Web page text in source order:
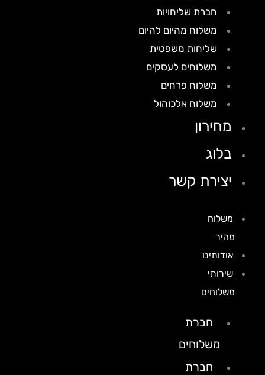
חברת שליחויות
משלוח מהיום להיום
שליחות משפטית
משלוחים לעסקים
משלוח פרחים
משלוח אלכוהול
מחירון
בלוג
יצירת קשר
משלוח
אודותינו
שירותי
משלוחים
חברת
משלוחים
חברת